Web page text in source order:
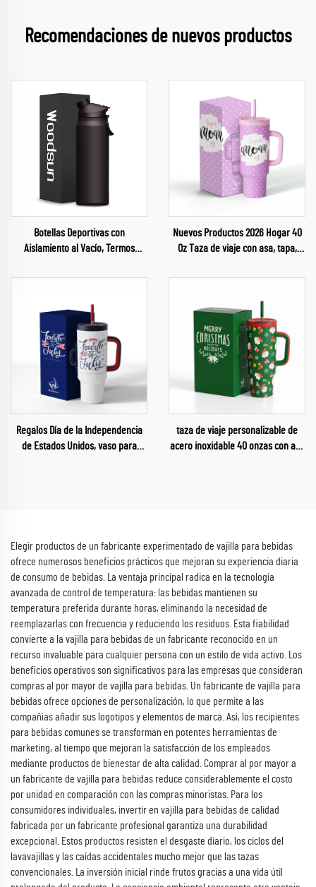
Recomendaciones de nuevos productos
Botellas Deportivas con
Aislamiento al Vacío, Termos
Agua Personalizada con Imán
Nuevos Productos 2026 Hogar 40
Oz Taza de viaje con asa, tapa,
Regalos Día de la Independencia
de Estados Unidos, vaso para
taza de viaje personalizable de
acero inoxidable 40 onzas con asa
Elegir productos de un fabricante experimentado de vajilla para bebidas
ofrece numerosos beneficios prácticos que mejoran su experiencia diaria
de consumo de bebidas. La ventaja principal radica en la tecnología
avanzada de control de temperatura: las bebidas mantienen su
temperatura preferida durante horas, eliminando la necesidad de
reemplazarlas con frecuencia y reduciendo los residuos. Esta fiabilidad
convierte a la vajilla para bebidas de un fabricante reconocido en un
recurso invaluable para cualquier persona con un estilo de vida activo. Los
beneficios operativos son significativos para las empresas que consideran
compras al por mayor de vajilla para bebidas. Un fabricante de vajilla para
bebidas ofrece opciones de personalización, lo que permite a las
compañías añadir sus logotipos y elementos de marca. Así, los recipientes
para bebidas comunes se transforman en potentes herramientas de
marketing, al tiempo que mejoran la satisfacción de los empleados
mediante productos de bienestar de alta calidad. Comprar al por mayor a
un fabricante de vajilla para bebidas reduce considerablemente el costo
por unidad en comparación con las compras minoristas. Para los
consumidores individuales, invertir en vajilla para bebidas de calidad
fabricada por un fabricante profesional garantiza una durabilidad
excepcional. Estos productos resisten el desgaste diario, los ciclos del
lavavajillas y las caídas accidentales mucho mejor que las tazas
convencionales. La inversión inicial rinde frutos gracias a una vida útil